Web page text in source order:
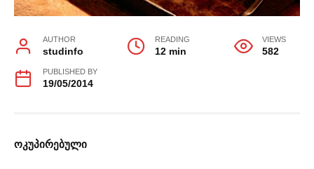
AUTHOR
studinfo
READING
12 min
VIEWS
582
PUBLISHED BY
19/05/2014
ოკუპირებული